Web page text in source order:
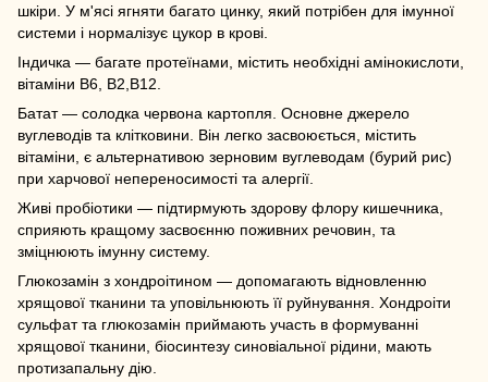
шкіри. У м'ясі ягняти багато цинку, який потрібен для імунної
системи і нормалізує цукор в крові.
Індичка — багате протеїнами, містить необхідні амінокислоти,
вітаміни В6, В2,В12.
Батат — солодка червона картопля. Основне джерело
вуглеводів та клітковини. Він легко засвоюється, містить
вітаміни, є альтернативою зерновим вуглеводам (бурий рис)
при харчової непереносимості та алергії.
Живі пробіотики — підтирмують здорову флору кишечника,
сприяють кращому засвоєнню поживних речовин, та
зміцнюють імунну систему.
Глюкозамін з хондроітином — допомагають відновленню
хрящової тканини та уповільнюють її руйнування. Хондроіти
сульфат та глюкозамін приймають участь в формуванні
хрящової тканини, біосинтезу синовіальної рідини, мають
протизапальну дію.